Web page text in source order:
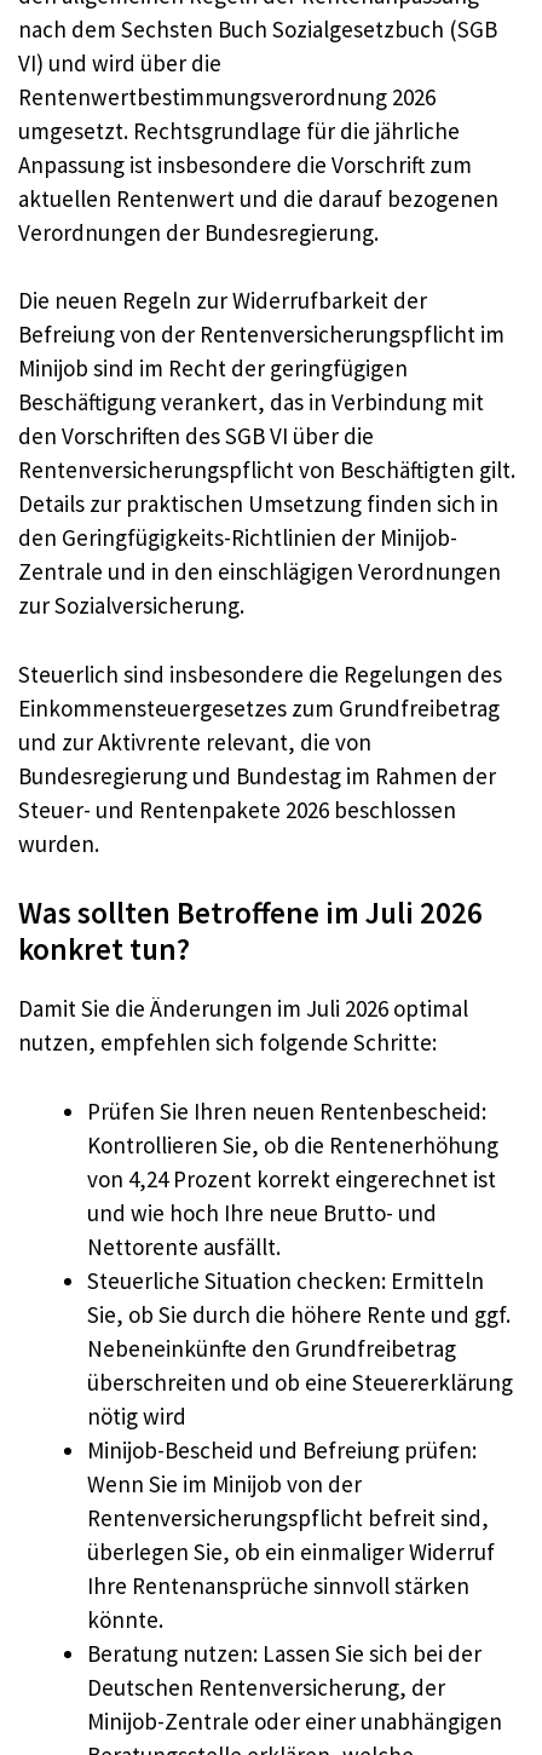
nach dem Sechsten Buch Sozialgesetzbuch (SGB
VI) und wird über die
Rentenwertbestimmungsverordnung 2026
umgesetzt. Rechtsgrundlage für die jährliche
Anpassung ist insbesondere die Vorschrift zum
aktuellen Rentenwert und die darauf bezogenen
Verordnungen der Bundesregierung.
Die neuen Regeln zur Widerrufbarkeit der
Befreiung von der Rentenversicherungspflicht im
Minijob sind im Recht der geringfügigen
Beschäftigung verankert, das in Verbindung mit
den Vorschriften des SGB VI über die
Rentenversicherungspflicht von Beschäftigten gilt.
Details zur praktischen Umsetzung finden sich in
den Geringfügigkeits-Richtlinien der Minijob-
Zentrale und in den einschlägigen Verordnungen
zur Sozialversicherung.
Steuerlich sind insbesondere die Regelungen des
Einkommensteuergesetzes zum Grundfreibetrag
und zur Aktivrente relevant, die von
Bundesregierung und Bundestag im Rahmen der
Steuer- und Rentenpakete 2026 beschlossen
wurden.
Was sollten Betroffene im Juli 2026
konkret tun?
Damit Sie die Änderungen im Juli 2026 optimal
nutzen, empfehlen sich folgende Schritte:
Prüfen Sie Ihren neuen Rentenbescheid:
Kontrollieren Sie, ob die Rentenerhöhung
von 4,24 Prozent korrekt eingerechnet ist
und wie hoch Ihre neue Brutto- und
Nettorente ausfällt.
Steuerliche Situation checken: Ermitteln
Sie, ob Sie durch die höhere Rente und ggf.
Nebeneinkünfte den Grundfreibetrag
überschreiten und ob eine Steuererklärung
nötig wird
Minijob-Bescheid und Befreiung prüfen:
Wenn Sie im Minijob von der
Rentenversicherungspflicht befreit sind,
überlegen Sie, ob ein einmaliger Widerruf
Ihre Rentenansprüche sinnvoll stärken
könnte.
Beratung nutzen: Lassen Sie sich bei der
Deutschen Rentenversicherung, der
Minijob-Zentrale oder einer unabhängigen